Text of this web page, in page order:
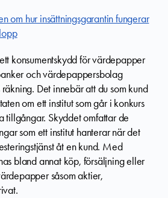
om hur insättningsgarantin fungerar
konsumentskydd för värdepapper
och värdepappersbolag
Det innebär att du som kund
om ett institut som går i konkurs
tillgångar. Skyddet omfattar de
som ett institut hanterar när det
åt en kund. Med
bland annat köp, försäljning eller
såsom aktier,